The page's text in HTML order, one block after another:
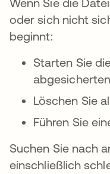
oder sich nicht
beginnt:
Starten Sie
Löschen Sie
Führen Sie
Suchen Sie nach
einschließlich